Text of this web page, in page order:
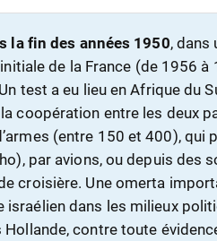
la fin des années 1950, dans
initiale de la France (de 1956
Un test a eu lieu en Afrique du
coopération entre les deux
(entre 150 et 400), qui
par avions, ou depuis des
croisière. Une omerta
israélien dans les milieux
contre toute